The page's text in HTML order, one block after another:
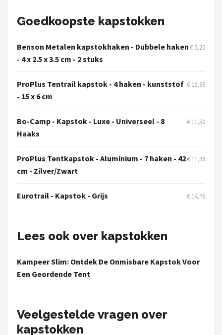
Bo-Camp
NOMAD
Gimeg
Campingaz
Benson
Goedkoopste kapstokken
Benson Metalen kapstokhaken - Dubbele haken
- 4 x 2.5 x 3.5 cm - 2 stuks
€ 5,20
ProPlus Tentrail kapstok - 4 haken - kunststof
- 15 x 6 cm
€ 10,99
Bo-Camp - Kapstok - Luxe - Universeel - 8
Haaks
€ 11,50
ProPlus Tentkapstok - Aluminium - 7 haken - 42
cm - Zilver/Zwart
€ 11,99
Eurotrail - Kapstok - Grijs € 14,76
Lees ook over kapstokken
Kampeer Slim: Ontdek De Onmisbare Kapstok Voor
Een Geordende Tent
Veelgestelde vragen over
kapstokken